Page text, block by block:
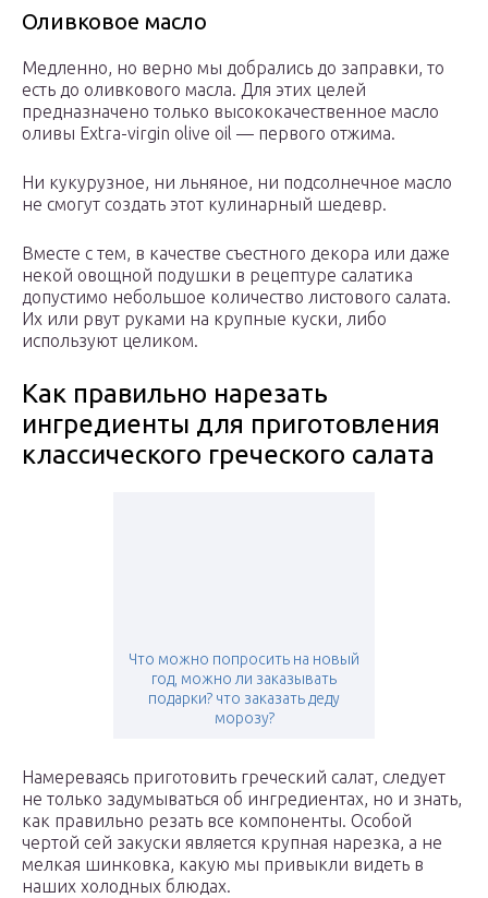
Оливковое масло
Медленно, но верно мы добрались до заправки, то
есть до оливкового масла. Для этих целей
предназначено только высококачественное масло
оливы Extra-virgin оlive оil — первого отжима.
Ни кукурузное, ни льняное, ни подсолнечное масло
не смогут создать этот кулинарный шедевр.
Вместе с тем, в качестве съестного декора или даже
некой овощной подушки в рецептуре салатика
допустимо небольшое количество листового салата.
Их или рвут руками на крупные куски, либо
используют целиком.
Как правильно нарезать
ингредиенты для приготовления
классического греческого салата
Что можно попросить на новый
год, можно ли заказывать
подарки? что заказать деду
морозу?
Намереваясь приготовить греческий салат, следует
не только задумываться об ингредиентах, но и знать,
как правильно резать все компоненты. Особой
чертой сей закуски является крупная нарезка, а не
мелкая шинковка, какую мы привыкли видеть в
наших холодных блюдах.